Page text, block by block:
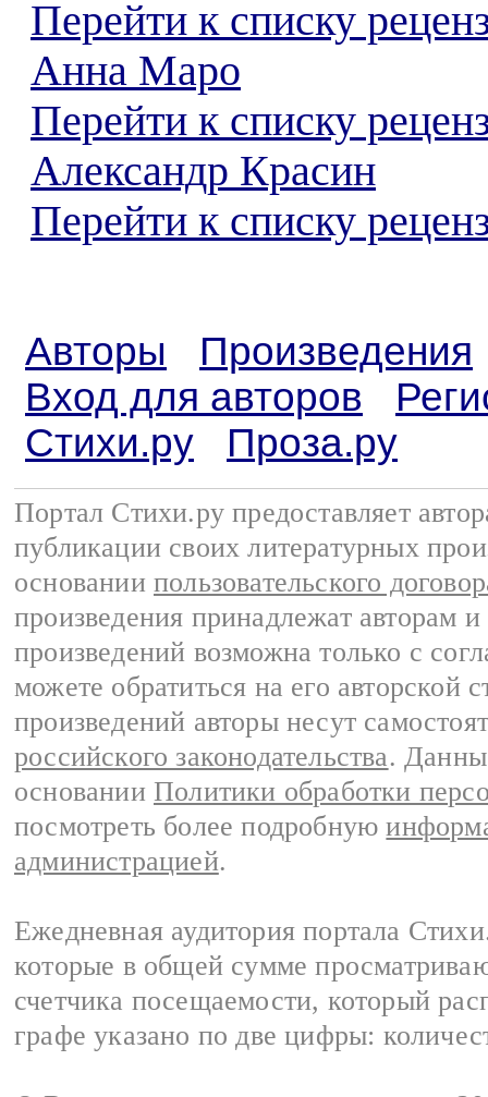
Перейти к списку
Анна Маро
Перейти к списку
Александр Красин
Перейти к списку
Авторы
Произведения
Вход для авторов
Стихи.ру
Проза.ру
Портал Стихи.ру предоставляет
публикации своих литературных
основании пользовательского
произведения принадлежат авторам
произведений возможна только с
можете обратиться на его авторской
произведений авторы несут
российского законодательства.
основании Политики обработки
посмотреть более подробную
администрацией.
Ежедневная аудитория портала
которые в общей сумме
счетчика посещаемости, который
графе указано по две цифры: